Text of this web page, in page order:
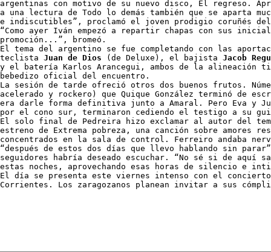
argentinas con motivo de su nuevo disco, El regreso.
a una lectura de Todo lo demás también que se
e indiscutibles”, proclamó el joven prodigio coruñés
“Como ayer Iván empezó a repartir chapas con sus
promoción...”, bromeó.
El tema del argentino se fue completando con las
teclista Juan de Dios (de Deluxe), el bajista Jacob
y el batería Karlos Arancegui, ambos de la
bebedizo oficial del encuentro.
La sesión de tarde ofreció otros dos buenos frutos.
acelerado y rockero) que Quique González terminó de
era darle forma definitiva junto a Amaral. Pero Eva y
por el cono sur, terminaron cediendo el testigo a su
El solo final de Pedreira hizo exclamar al autor del
estreno de Extrema pobreza, una canción sobre
concentrados en la sala de control. Ferreiro andaba
“después de estos dos días que llevo hablando sin
seguidores habría deseado escuchar. “No sé si de
estas noches, aprovechando esas horas de silencio e
El día se presenta este viernes intenso con el
Corrientes. Los zaragozanos planean invitar a sus